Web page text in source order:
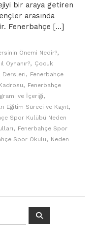
bir araya getiren
arasında
Fenerbahçe […]
Önemi Nedir?,
Oynanır?, Çocuk
Dersleri, Fenerbahçe
, Fenerbahçe
ve İçeriği,
Eğitim Süreci ve Kayıt,
Spor Kulübü Neden
, Fenerbahçe Spor
Spor Okulu, Neden
Ara